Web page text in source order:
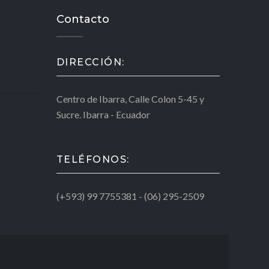
Contacto
DIRECCIÓN:
Centro de Ibarra, Calle Colon 5-45 y
Sucre. Ibarra - Ecuador
TELÉFONOS:
(+593) 99 7755381 - (06) 295-2509